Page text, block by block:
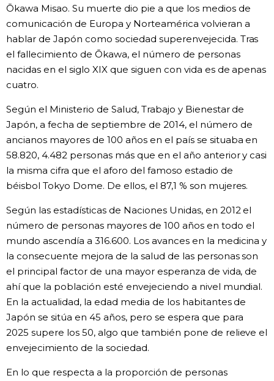
Ōkawa Misao. Su muerte dio pie a que los medios de
comunicación de Europa y Norteamérica volvieran a
hablar de Japón como sociedad superenvejecida. Tras
el fallecimiento de Ōkawa, el número de personas
nacidas en el siglo XIX que siguen con vida es de apenas
cuatro.
Según el Ministerio de Salud, Trabajo y Bienestar de
Japón, a fecha de septiembre de 2014, el número de
ancianos mayores de 100 años en el país se situaba en
58.820, 4.482 personas más que en el año anterior y casi
la misma cifra que el aforo del famoso estadio de
béisbol Tokyo Dome. De ellos, el 87,1 % son mujeres.
Según las estadísticas de Naciones Unidas, en 2012 el
número de personas mayores de 100 años en todo el
mundo ascendía a 316.600. Los avances en la medicina y
la consecuente mejora de la salud de las personas son
el principal factor de una mayor esperanza de vida, de
ahí que la población esté envejeciendo a nivel mundial.
En la actualidad, la edad media de los habitantes de
Japón se sitúa en 45 años, pero se espera que para
2025 supere los 50, algo que también pone de relieve el
envejecimiento de la sociedad.
En lo que respecta a la proporción de personas